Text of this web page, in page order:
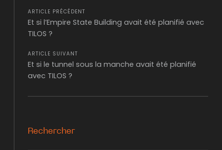
ARTICLE PRÉCÉDENT
Et si l’Empire State Building avait été planifié avec
TILOS ?
ARTICLE SUIVANT
Et si le tunnel sous la manche avait été planifié
avec TILOS ?
Rechercher